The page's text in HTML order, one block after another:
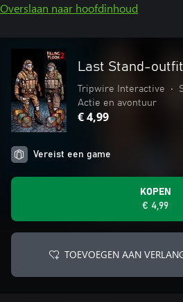
Overslaan naar hoofdinhoud
Last Stand-
Tripwire Interactive •
Actie en avontuur
€ 4,99
Vereist een game
KOPEN
€ 4,99
TOEVOEGEN AAN